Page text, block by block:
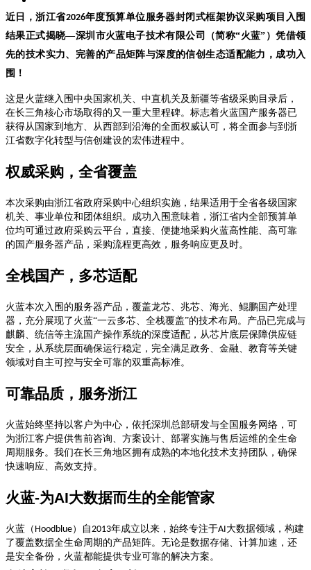
近日，浙江省2026年度预算单位服务器封闭式框架协议采购项目入围
结果正式揭晓—深圳市火蓝电子技术有限公司（简称“火蓝”）凭借领
先的技术实力、完善的产品矩阵与深度的信创生态适配能力，成功入
围！
这是火蓝继入围中央国家机关、中直机关及新疆等省级采购目录后，
在长三角核心市场取得的又一重大里程碑。标志着火蓝国产服务器已
获得从国家到地方、从西部到沿海的全面权威认可，将全面参与到浙
江省数字化转型与信创建设的宏伟进程中。
权威采购，全省覆盖
本次采购由浙江省政府采购中心组织实施，结果适用于全省各级国家
机关、事业单位和团体组织。成功入围意味着，浙江省内全部预算单
位均可通过政府采购云平台，直接、便捷地采购火蓝高性能、高可靠
的国产服务器产品，采购流程更高效，服务响应更及时。
全栈国产，多芯适配
火蓝本次入围的服务器产品，覆盖龙芯、兆芯、海光、鲲鹏国产处理
器，充分展现了火蓝“一云多芯、全栈覆盖”的技术布局。产品已完成与
麒麟、统信等主流国产操作系统的深度适配，从芯片底层保障供应链
安全，从系统层面确保运行稳定，完全满足政务、金融、教育等关键
领域对自主可控与安全可靠的双重高标准。
可靠品质，服务浙江
火蓝始终坚持以客户为中心，依托深圳总部研发与全国服务网络，可
为浙江客户提供售前咨询、方案设计、部署实施与售后运维的全生命
周期服务。我们在长三角地区拥有成熟的本地化技术支持团队，确保
快速响应、高效支持。
火蓝-为AI大数据而生的全能管家
火蓝（ Hoodblue）自2013年成立以来，始终专注于AI大数据领域，构建
了覆盖数据全生命周期的产品矩阵。无论是数据存储、计算加速 ， 还
是安全备份，火蓝都能提供专业可靠的解决方案。